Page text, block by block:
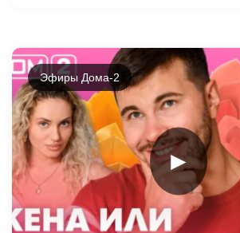
►
Эфиры Дома-2